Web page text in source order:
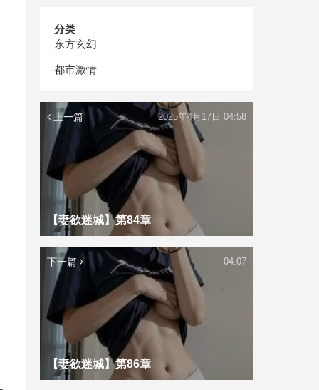
分类
东方玄幻
都市激情
上一篇
【妻欲迷城】第84章
2025年4月17日 04:58
下一篇
【妻欲迷城】第86章
04:07